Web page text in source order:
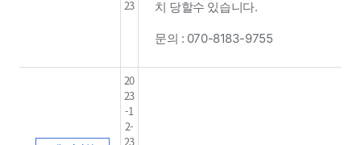
23 치 당할수 있습니다. ​
문의 : 070-8183-9755
20
23
-1
2-
23